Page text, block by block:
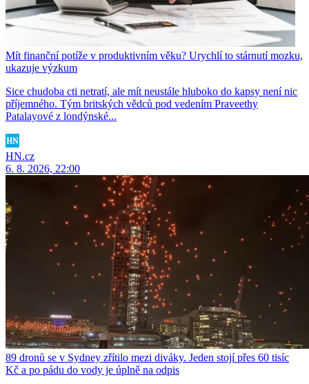
Mít finanční potíže v produktivním věku? Urychlí to stárnutí mozku,
ukazuje výzkum
Sice chudoba cti netratí, ale mít neustále hluboko do kapsy není nic
příjemného. Tým britských vědců pod vedením Praveethy
Patalayové z londýnské...
HN.cz
6. 8. 2026, 22:00
89 dronů se v Sydney zřítilo mezi diváky. Jeden stojí přes 60 tisíc
Kč a po pádu do vody je úplně na odpis